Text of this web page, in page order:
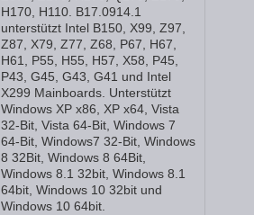
H170, H110. B17.0914.1
unterstützt Intel B150, X99, Z97,
Z87, X79, Z77, Z68, P67, H67,
H61, P55, H55, H57, X58, P45,
P43, G45, G43, G41 und Intel
X299 Mainboards. Unterstützt
Windows XP x86, XP x64, Vista
32-Bit, Vista 64-Bit, Windows 7
64-Bit, Windows7 32-Bit, Windows
8 32Bit, Windows 8 64Bit,
Windows 8.1 32bit, Windows 8.1
64bit, Windows 10 32bit und
Windows 10 64bit.